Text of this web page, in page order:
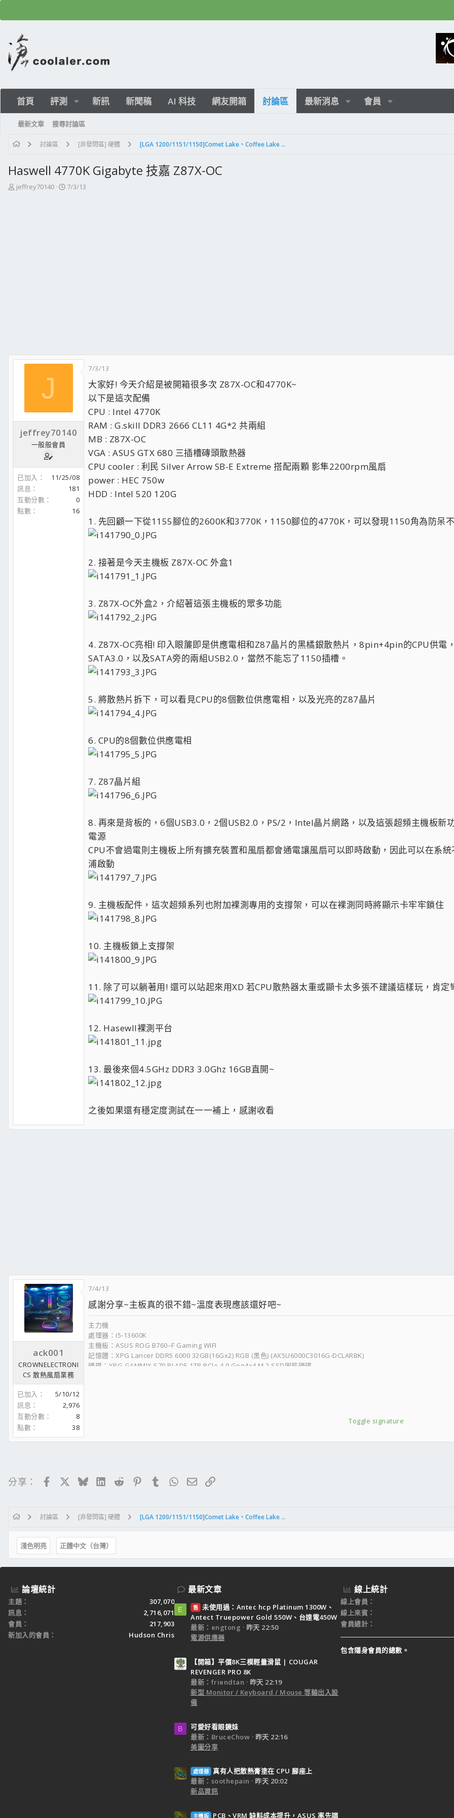
首頁 評測 新訊 新聞稿 AI 科技 網友開箱 討論區 最新消息 會員
最新文章 搜尋討論區
討論區 [非發問區] 硬體 [LGA 1200/1151/1150]Comet Lake、Coffee Lake 等及主板
Haswell 4770K Gigabyte 技嘉 Z87X-OC
主
jeffrey70140
開
7/3/13
J
jeffrey70140
一般般會員
已加入
11/25/08
訊息
181
互動分數
0
點數
16
7/3/13
大家好! 今天介紹是被開箱很多次 Z87X-OC和4770K~
以下是這次配備
CPU : Intel 4770K
RAM : G.skill DDR3 2666 CL11 4G*2 共兩組
MB : Z87X-OC
VGA : ASUS GTX 680 三插槽磚頭散熱器
CPU cooler : 利民 Silver Arrow SB-E Extreme 搭配兩顆 影隼2200rpm風扇
power : HEC 750w
HDD : Intel 520 120G
1. 先回顧一下從1155腳位的2600K和3770K，1150腳位的4770K，可以發現1150角為防呆
2. 接著是今天主機板 Z87X-OC 外盒1
3. Z87X-OC外盒2，介紹著這張主機板的眾多功能
4. Z87X-OC亮相! 印入眼簾即是供應電相和Z87晶片的黑橘銀散熱片，8pin+4pin的CPU供電
SATA3.0，以及SATA旁的兩組USB2.0，當然不能忘了1150插槽。
5. 將散熱片拆下，可以看見CPU的8個數位供應電相，以及光亮的Z87晶片
6. CPU的8個數位供應電相
7. Z87晶片組
8. 再來是背板的，6個USB3.0，2個USB2.0，PS/2，Intel晶片網路，以及這張超頻主機板
電源
CPU不會過電則主機板上所有擴充裝置和風扇都會通電讓風扇可以即時啟動，因此可以在系
浦啟動
9. 主機板配件，這次超頻系列也附加裸測專用的支撐架，可以在裸測同時將顯示卡牢牢鎖住
10. 主機板鎖上支撐架
11. 除了可以躺著用! 還可以站起來用XD 若CPU散熱器太重或顯卡太多張不建議這樣玩，肯定
12. Hasewll裸測平台
13. 最後來個4.5GHz DDR3 3.0Ghz 16GB直開~
之後如果還有穩定度測試在一一補上，感謝收看
ack001
CROWNELECTRONI
CS 散熱風扇業務
已加入
5/10/12
訊息
2,976
互動分數
8
點數
38
7/4/13
感謝分享~主板真的很不錯~溫度表現應該還好吧~
Toggle signature
主力機
處理器：i5-13600K
主機板：ASUS ROG B760–F Gaming WIFI
記憶體：XPG Lancer DDR5 6000 32GB(16Gx2) RGB (黑色) (AX5U6000C3016G-DCLARBK)
硬碟：XPG GAMMIX S70 BLADE 1TB PCIe 4.0 Gen4x4 M.2 SSD固態硬碟
散熱器 : Cryorig R1 Ultimate
主機板 : P8Z68V-PRO GEN3
電 源 : Tt SMART DPS G 600W
機 殼 : Tt Chaser A41
滑 鼠 :LEETGION HELLION
www.crownelectronics.com.tw
Cooler Master QuickFire Ultimate 紅軸鍵盤
Level 20 RGB 機械式雷蛇軸電競鍵盤
分享： FacebookBlueskyLinkedIn
RedditPinterestTumblrWhatsApp
電子郵件
連結
討論區 [非發問區] 硬體 [LGA 1200/1151/1150]Comet Lake、Coffee Lake 等及主板
淺色明亮 正體中文（台灣）
論壇統計
主題
307,070
訊息
2,716,071
會員
217,903
新加入的會員
Hudson Chris
最新文章
E 售 未使用過：Antec hcp Platinum 1300W、
Antect Truepower Gold 550W、台達電450W
最新：engtong
昨天 22:50
電源供應器
【開箱】平價8K三模輕量滑鼠 | COUGAR
REVENGER PRO 8K
最新：friendtan
昨天 22:19
新型 Monitor / Keyboard / Mouse 等輸出入設
備
B
可愛好看眼鏡妹
最新：BruceChow
昨天 22:16
美圖分享
處理器 真有人把散熱膏塗在 CPU 腳座上
最新：soothepain
昨天 20:02
新品資訊
主機板 PCB、VRM 缺料成本提升，ASUS 率先調
線上統計
線上會員
線上來賓
會員總計
包含隱身會員的總數。